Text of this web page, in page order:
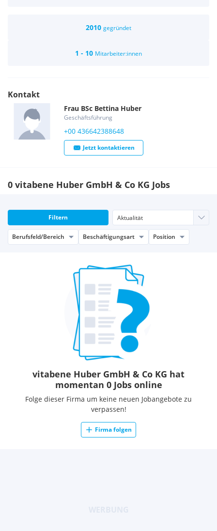
orientieren. Sind Sie einfühlsam und haben ein Geschick mit
wir diese Eigenschaften als vorteilhaft.
nach Qualifikation und Erfahrung
Flexible Arbeitszeitgestaltung sowie teilweise Home-Office
können vereinbart werden.
Arbeitsbeginn: unmittelbar möglich
Ihre Bewerbung schicken Sie bitte an office@vitabene.at.
Überraschen Sie uns mit einer kurzen Videobotschaft. Wir
wissen Ihr Engagement zu schätzen und freuen uns auf ein
2010 gegründet
1 - 10 Mitarbeiter:innen
Kontakt
Frau BSc Bettina Huber
Geschäftsführung
+00 436642388648
Jetzt kontaktieren
0 vitabene Huber GmbH & Co KG Jobs
Filtern
Berufsfeld/Bereich Beschäftigungsart Position
vitabene Huber GmbH & Co KG hat
momentan 0 Jobs online
Folge dieser Firma um keine neuen Jobangebote zu
verpassen!
Firma folgen